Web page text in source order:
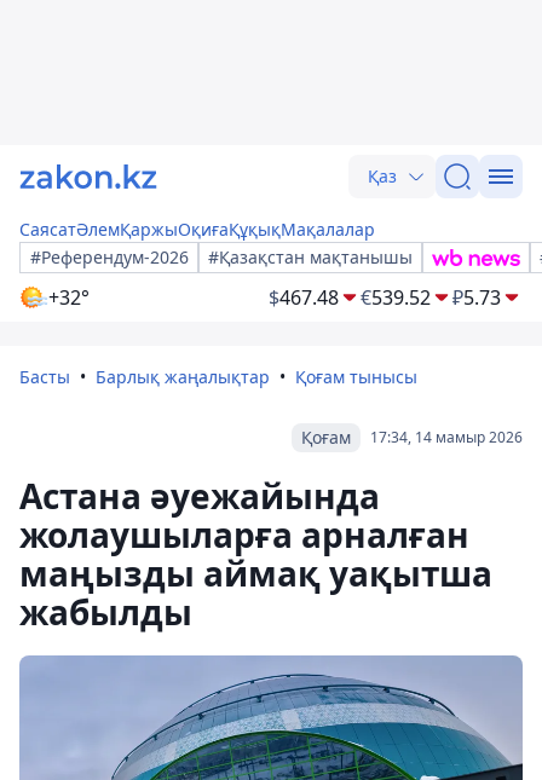
Қаз
СаясатӘлемҚаржыОқиғаҚұқықМақалалар
#Референдум-2026
#Қазақстан мақтанышы
+32° $467.48 €539.52 ₽5.73
Басты Барлық жаңалықтар Қоғам тынысы
17:34, 14 мамыр 2026
Қоғам
Астана әуежайында
жолаушыларға арналған
маңызды аймақ уақытша
жабылды